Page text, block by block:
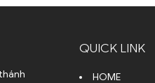
QUICK LINK
HOME